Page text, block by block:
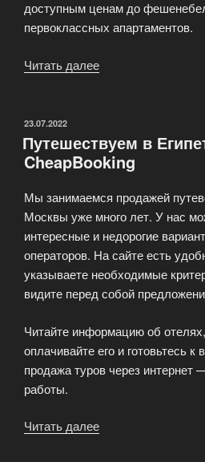
доступным ценам до
первоклассных апартаментов.
Читать далее
выберите
для
лучшее!»
ОПУБЛИКОВАНО
23.07.2022
Путешествуем в
CheapBooking
Мы занимаемся продажей
Москвы уже много лет. У нас
интересные и недорогие
операторов. На сайте есть
указываете необходимые
видите перед собой
Читайте информацию об
оплачивайте его и готовьтесь
продажа туров через интернет
работы.
Читать далее